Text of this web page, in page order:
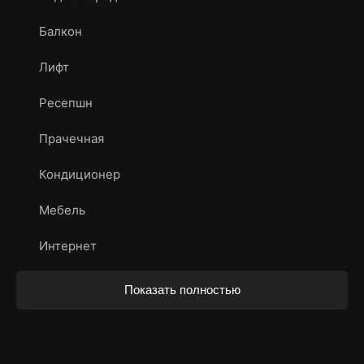
деревянной конструкцией и глубоким
Балкон
Лифт
Ресепшн
Прачечная
Кондиционер
Мебель
Интернет
Показать полностью